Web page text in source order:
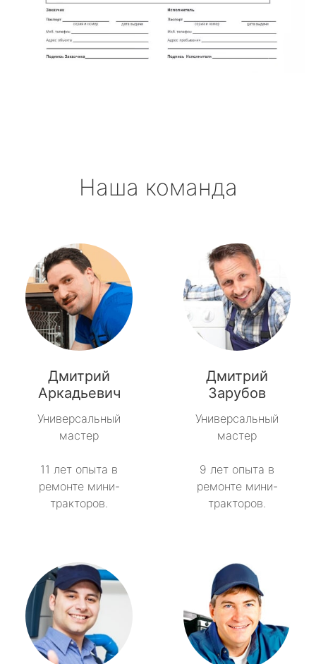
Наша команда
Дмитрий
Аркадьевич
Универсальный
мастер
11 лет опыта в
ремонте мини-
тракторов.
Дмитрий
Зарубов
Универсальный
мастер
9 лет опыта в
ремонте мини-
тракторов.